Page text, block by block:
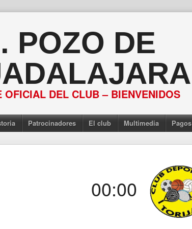
POZO DE
OFICIAL DEL CLUB – BIENVENIDOS
Patrocinadores El club Multimedia Pagos
00:00